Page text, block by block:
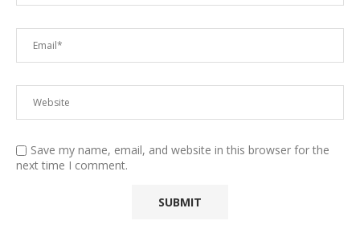
Save my name, email, and website in this browser for the
next time I comment.